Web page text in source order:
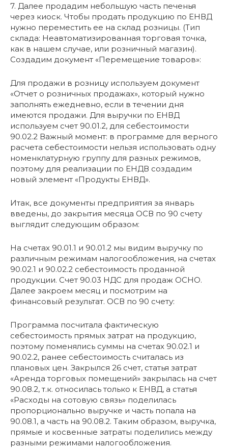
7. Далее продадим небольшую часть печенья
через киоск. Чтобы продать продукцию по ЕНВД
нужно переместить ее на склад розницы. (Тип
склада: Неавтоматизированная торговая точка,
как в нашем случае, или розничный магазин).
Создадим документ «Перемещение товаров»:
Для продажи в розницу используем документ
«Отчет о розничных продажах», который нужно
заполнять ежедневно, если в течении дня
имеются продажи. Для выручки по ЕНВД
используем счет 90.01.2, для себестоимости
90.02.2 Важный момент: в программе для верного
расчета себестоимости нельзя использовать одну
номенклатурную группу для разных режимов,
поэтому для реализации по ЕНДВ создадим
новый элемент «Продукты ЕНВД».
Итак, все документы предприятия за январь
введены, до закрытия месяца ОСВ по 90 счету
выглядит следующим образом:
На счетах 90.01.1 и 90.01.2 мы видим выручку по
различным режимам налогообложения, на счетах
90.02.1 и 90.02.2 себестоимость проданной
продукции. Счет 90.03 НДС для продаж ОСНО.
Далее закроем месяц и посмотрим на
финансовый результат. ОСВ по 90 счету:
Программа посчитала фактическую
себестоимость прямых затрат на продукцию,
поэтому поменялись суммы на счетах 90.02.1 и
90.02.2, ранее себестоимость считалась из
плановых цен. Закрылся 26 счет, статья затрат
«Аренда торговых помещений» закрылась на счет
90.08.2, т.к. относилась только к ЕНВД, а статья
«Расходы на сотовую связь» поделилась
пропорционально выручке и часть попала на
90.08.1, а часть на 90.08.2. Таким образом, выручка,
прямые и косвенные затраты поделились между
разными режимами налогообложения.